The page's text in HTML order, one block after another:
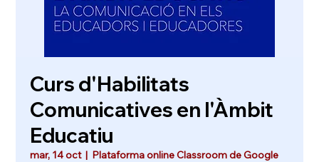
Curs d'Habilitats
Comunicatives en l'Àmbit
Educatiu
mar, 14 oct
  |
Plataforma online Classroom de Google